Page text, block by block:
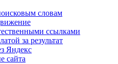
словам
ссылками
за результат
Яндекс
сайта